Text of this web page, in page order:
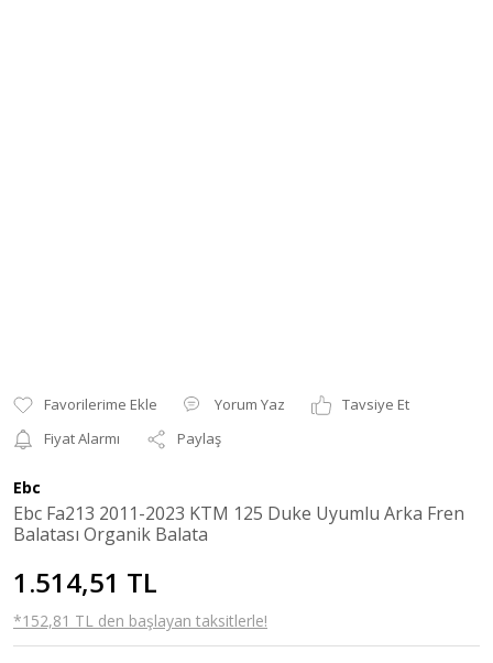
Yorum Yaz
Tavsiye Et
Fiyat Alarmı
Paylaş
Ebc
Ebc Fa213 2011-2023 KTM 125 Duke Uyumlu Arka Fren
Balatası Organik Balata
1.514,51 TL
*152,81 TL den başlayan taksitlerle!